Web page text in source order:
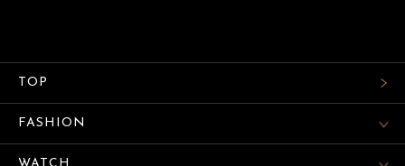
TOP
FASHION